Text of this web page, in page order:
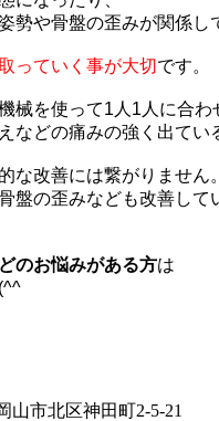
勢や骨盤の歪みが関係し
っていく事が大切です。
械を使って1人1人に合
などの痛みの強く出て
な改善には繋がりません
盤の歪みなども改善して
のお悩みがある方は
ゞ
山市北区神田町2-5-21